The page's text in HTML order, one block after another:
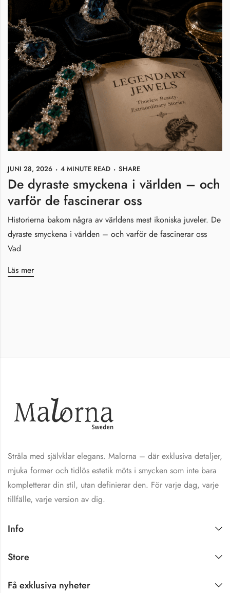
JUNI 28, 2026 4 MINUTE READ SHARE
De dyraste smyckena i världen – och
varför de fascinerar oss
Historierna bakom några av världens mest ikoniska juveler. De
dyraste smyckena i världen – och varför de fascinerar oss
Vad
Läs mer
Stråla med självklar elegans. Malorna – där exklusiva detaljer,
mjuka former och tidlös estetik möts i smycken som inte bara
kompletterar din stil, utan definierar den. För varje dag, varje
tillfälle, varje version av dig.
Info
Store
Få exklusiva nyheter